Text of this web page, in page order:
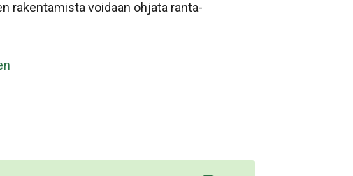
rakentamista voidaan ohjata ranta-